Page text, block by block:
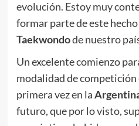
evolución. Estoy muy
formar parte de este
Taekwondode nuestro
Un excelente comienzo
modalidad de competición
primera vez en la
futuro, que por lo visto,